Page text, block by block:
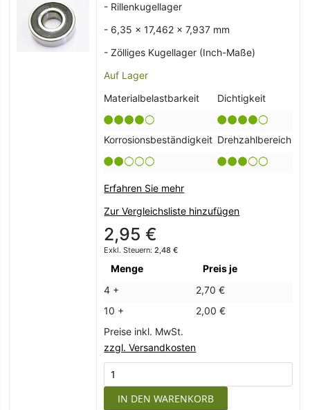
- Rillenkugellager
- 6,35 x 17,462 x 7,937 mm
- Zölliges Kugellager (Inch-Maße)
Auf Lager
Materialbelastbarkeit
Dichtigkeit
Korrosionsbeständigkeit Drehzahlbereich
Erfahren Sie mehr
Zur Vergleichsliste hinzufügen
2,95 €
2,48 €
Menge
Preis je
4 +
2,70 €
10 +
2,00 €
Preise inkl. MwSt.
zzgl. Versandkosten
IN DEN WARENKORB